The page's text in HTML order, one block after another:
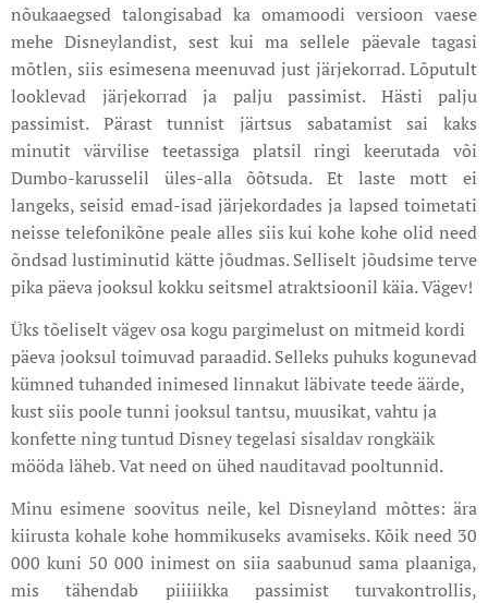
nõukaaegsed talongisabad ka omamoodi versioon vaese
mehe Disneylandist, sest kui ma sellele päevale tagasi
mõtlen, siis esimesena meenuvad just järjekorrad. Lõputult
looklevad järjekorrad ja palju passimist. Hästi palju
passimist. Pärast tunnist järtsus sabatamist sai kaks
minutit värvilise teetassiga platsil ringi keerutada või
Dumbo-karusselil üles-alla õõtsuda. Et laste mott ei
langeks, seisid emad-isad järjekordades ja lapsed toimetati
neisse telefonikõne peale alles siis kui kohe kohe olid need
õndsad lustiminutid kätte jõudmas. Selliselt jõudsime terve
pika päeva jooksul kokku seitsmel atraktsioonil käia. Vägev!
Üks tõeliselt vägev osa kogu pargimelust on mitmeid kordi
päeva jooksul toimuvad paraadid. Selleks puhuks kogunevad
kümned tuhanded inimesed linnakut läbivate teede äärde,
kust siis poole tunni jooksul tantsu, muusikat, vahtu ja
konfette ning tuntud Disney tegelasi sisaldav rongkäik
mööda läheb. Vat need on ühed nauditavad pooltunnid.
Minu esimene soovitus neile, kel Disneyland mõttes: ära
kiirusta kohale kohe hommikuseks avamiseks. Kõik need 30
000 kuni 50 000 inimest on siia saabunud sama plaaniga,
mis tähendab piiiiikka passimist turvakontrollis,